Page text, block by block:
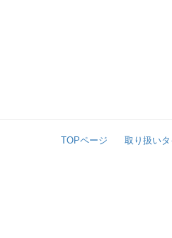
TOPページ 取り扱い